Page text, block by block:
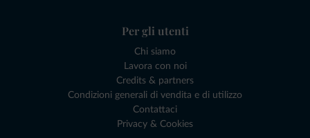
Per gli utenti
Chi siamo
Lavora con noi
Credits & partners
Condizioni generali di vendita e di utilizzo
Contattaci
Privacy & Cookies